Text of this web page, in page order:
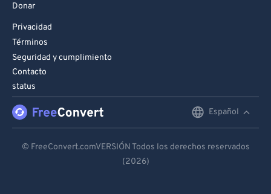
Donar
Privacidad
Términos
Seguridad y cumplimiento
Contacto
status
Español
Español
© FreeConvert.comVERSIÓN Todos los derechos reservados
(2026)